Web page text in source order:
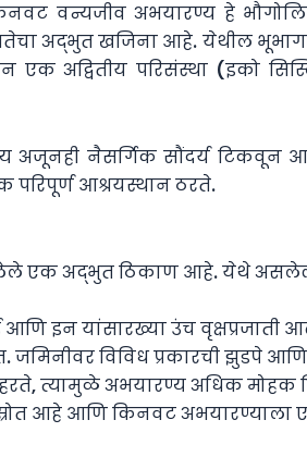
किनवट वन्यजीव अभयारण्य हे
अद्भुत खजिना आहे. येथील
अद्वितीय परिसंस्था (इको
अजूनही नैसर्गिक सौंदर्य टिकवून
परिपूर्ण आश्रयस्थान ठरते.
एक अद्भुत ठिकाण आहे. येथे
यांसारख्या उंच वृक्षप्रजाती
विविध प्रकारची झुडपे
त्यामुळे अभयारण्य अधिक मोहक
आहे आणि किनवट